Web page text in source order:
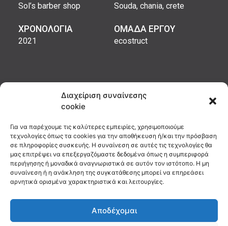
Διαχείριση συναίνεσης
cookie
Για να παρέχουμε τις καλύτερες εμπειρίες, χρησιμοποιούμε
τεχνολογίες όπως τα cookies για την αποθήκευση ή/και την πρόσβαση
σε πληροφορίες συσκευής. Η συναίνεση σε αυτές τις τεχνολογίες θα
μας επιτρέψει να επεξεργαζόμαστε δεδομένα όπως η συμπεριφορά
περιήγησης ή μοναδικά αναγνωριστικά σε αυτόν τον ιστότοπο. Η μη
συναίνεση ή η ανάκληση της συγκατάθεσης μπορεί να επηρεάσει
αρνητικά ορισμένα χαρακτηριστικά και λειτουργίες.
Αποδέχομαι
Sol’s barber shop Souda, chania, crete
ΧΡΟΝΟΛΟΓΙΑ
2021
ΟΜΑΔΑ ΕΡΓΟΥ
ecostruct